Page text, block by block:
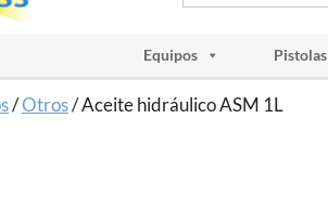
Equipos Pistolas
/Otros/ Aceite hidráulico ASM 1L